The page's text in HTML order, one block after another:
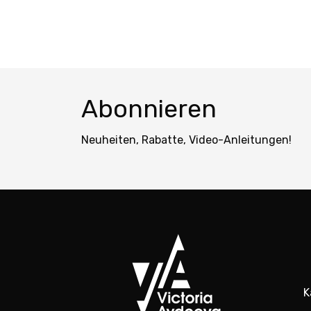
Abonnieren
Neuheiten, Rabatte, Video-Anleitungen!